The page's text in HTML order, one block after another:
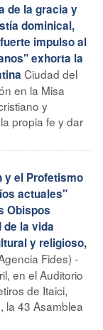
de la gracia y
dominical,
impulso al
exhorta la
Ciudad del
en la Misa
y
propia fe y dar
y el Profetismo
actuales"
Obispos
de la vida
y religioso,
Fides) -
en el Auditorio
de Itaici,
la 43 Asamblea